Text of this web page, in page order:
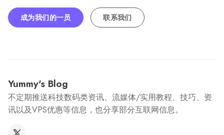
成为我们的一员 联系我们
Yummy's Blog
不定期推送科技数码类资讯、流媒体/实用教程、技巧、资
讯以及VPS优惠等信息，也分享部分互联网信息。